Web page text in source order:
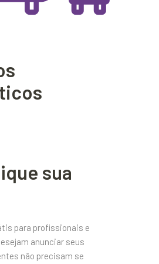
sua
para profissionais e
anunciar seus
não precisam se